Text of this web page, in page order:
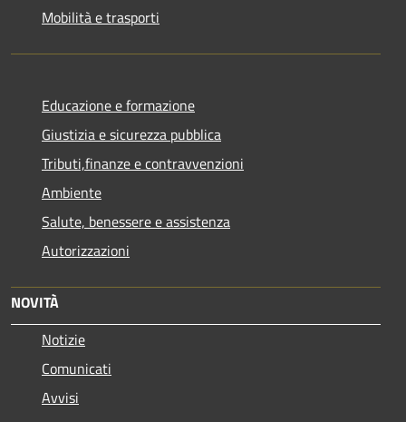
Mobilità e trasporti
Educazione e formazione
Giustizia e sicurezza pubblica
Tributi,finanze e contravvenzioni
Ambiente
Salute, benessere e assistenza
Autorizzazioni
NOVITÀ
Notizie
Comunicati
Avvisi